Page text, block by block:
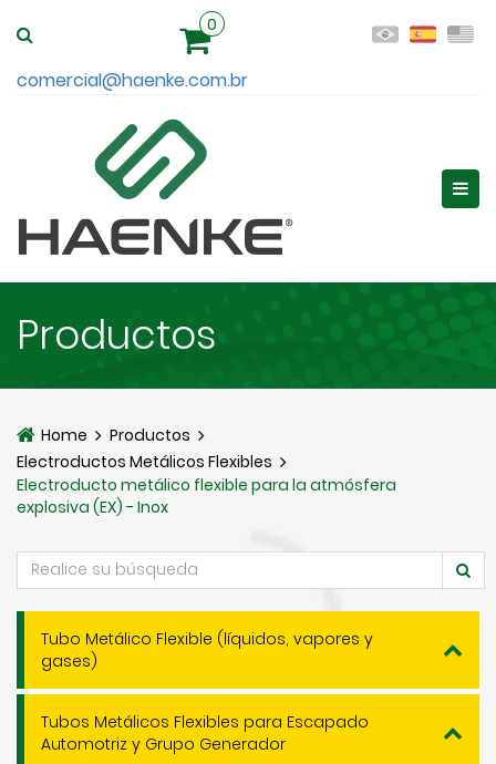
0
comercial@haenke.com.br
Productos
Home
Productos
Electroductos Metálicos Flexibles
Electroducto metálico flexible para la atmósfera
explosiva (EX) - Inox
Tubo Metálico Flexible (líquidos, vapores y
gases)
Tubos Metálicos Flexibles para Escapado
Automotriz y Grupo Generador